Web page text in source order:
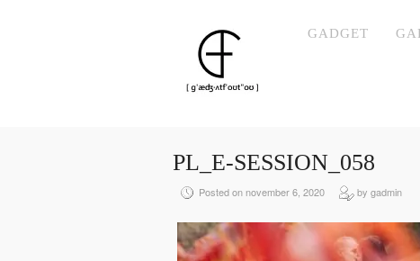
GADGET
PL_E-SESSION_058
Posted on november 6, 2020 by gadmin